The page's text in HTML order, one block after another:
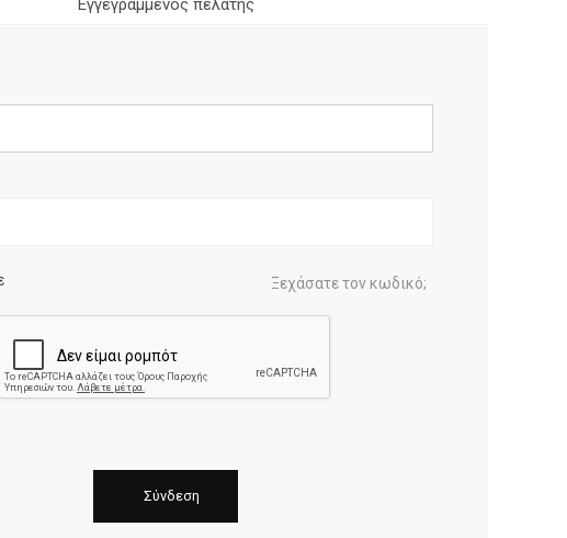
Εγγεγραμμένος πελάτης
Ξεχάσατε τον κωδικό;